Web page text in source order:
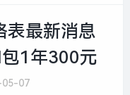
表最新消息
1年300元
05-07